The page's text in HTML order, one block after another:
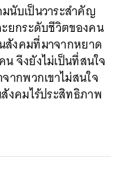
นับเป็นวาระสำคัญ
ยกระดับชีวิตของคน
สังคมที่มาจากหยาด
น จึงยังไม่เป็นที่สนใจ
ากพวกเขาไม่สนใจ
งคมไร้ประสิทธิภาพ